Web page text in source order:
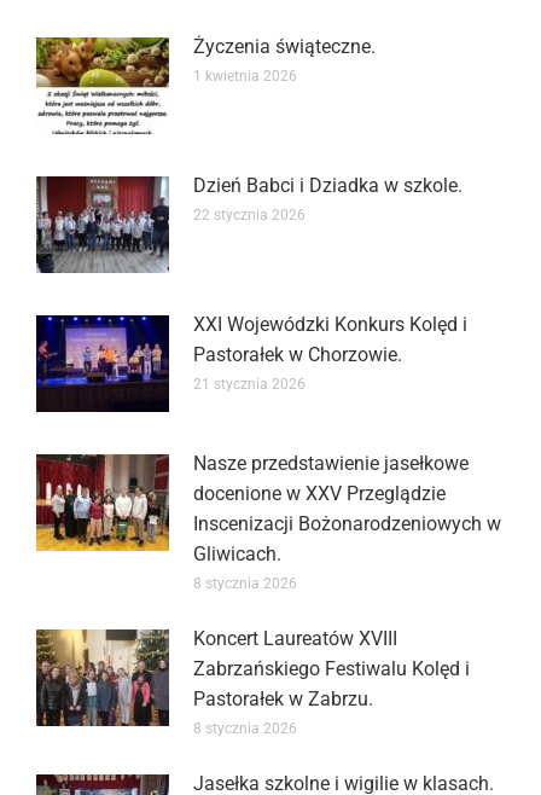
Życzenia świąteczne.
1 kwietnia 2026
Dzień Babci i Dziadka w szkole.
22 stycznia 2026
XXI Wojewódzki Konkurs Kolęd i
Pastorałek w Chorzowie.
21 stycznia 2026
Nasze przedstawienie jasełkowe
docenione w XXV Przeglądzie
Inscenizacji Bożonarodzeniowych w
Gliwicach.
8 stycznia 2026
Koncert Laureatów XVIII
Zabrzańskiego Festiwalu Kolęd i
Pastorałek w Zabrzu.
8 stycznia 2026
Jasełka szkolne i wigilie w klasach.